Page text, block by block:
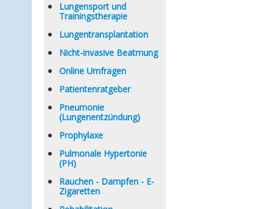
Lungensport und
Trainingstherapie
Lungentransplantation
Nicht-invasive Beatmung
Online Umfragen
Patientenratgeber
Pneumonie
(Lungenentzündung)
Prophylaxe
Pulmonale Hypertonie
(PH)
Rauchen - Dampfen - E-
Zigaretten